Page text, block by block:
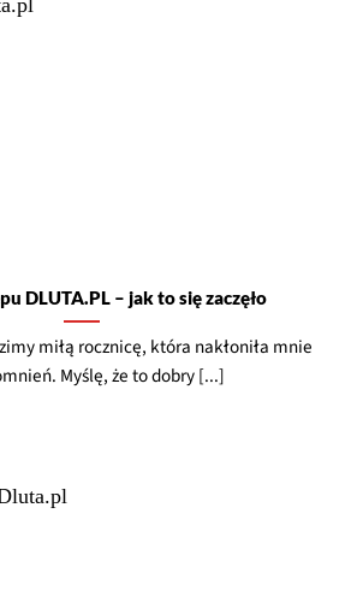
DLUTA.PL – jak to się zaczęło
miłą rocznicę, która nakłoniła mnie
Myślę, że to dobry [...]